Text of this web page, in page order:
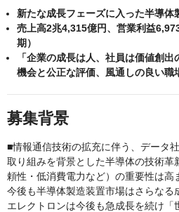
新たな成長フェーズに入った半導体
売上高2兆4,315億円、営業利益
期）
「企業の成長は人、社員は価値創
機会と公正な評価、風通しの良い職
募集背景
■情報通信技術の拡充に伴う、データ
取り組みを背景とした半導体の技術革
頼性・低消費電力など）の重要性は高
今後も半導体製造装置市場はさらなる
エレクトロンは今後も急成長を続け「